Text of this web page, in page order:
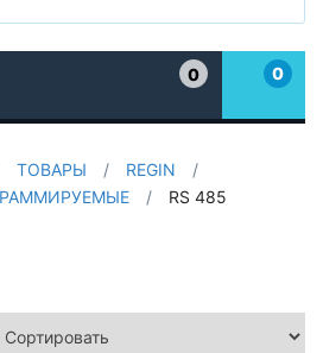
0
0
ТОВАРЫ / REGIN
/
/ RS 485